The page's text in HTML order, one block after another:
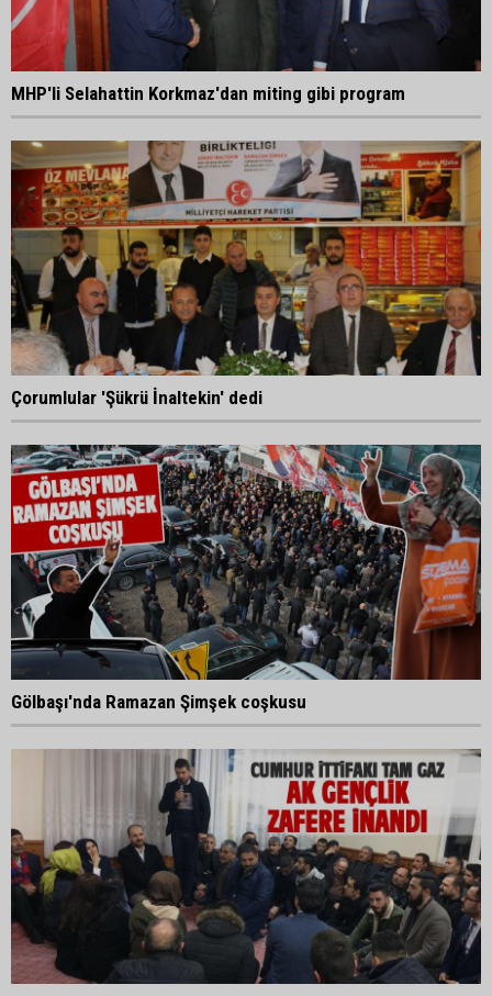
MHP'li Selahattin Korkmaz'dan miting gibi program
Çorumlular 'Şükrü İnaltekin' dedi
Gölbaşı'nda Ramazan Şimşek coşkusu